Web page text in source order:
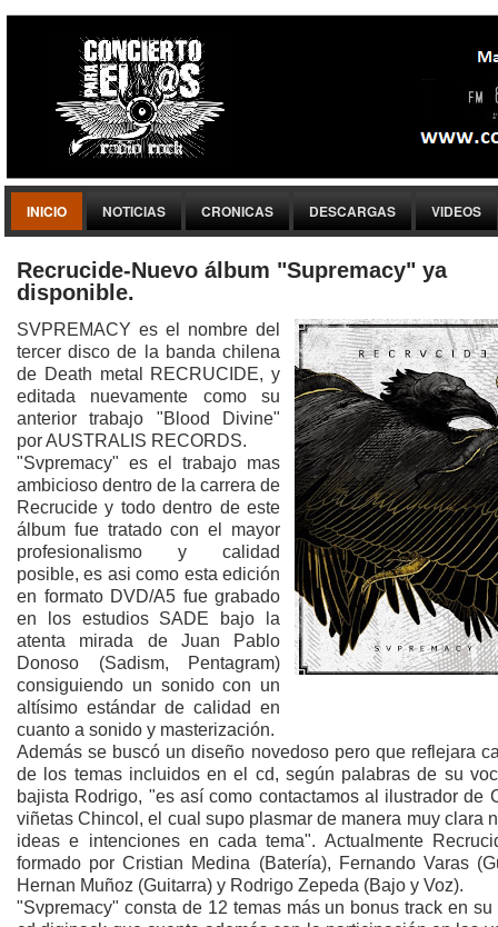
INICIO NOTICIAS CRONICAS DESCARGAS VIDEOS
Recrucide-Nuevo álbum "Supremacy" ya
disponible.
SVPREMACY es el nombre del
tercer disco de la banda chilena
de Death metal RECRUCIDE, y
editada nuevamente como su
anterior trabajo "Blood Divine"
por AUSTRALIS RECORDS.
"Svpremacy" es el trabajo mas
ambicioso dentro de la carrera de
Recrucide y todo dentro de este
álbum fue tratado con el mayor
profesionalismo y calidad
posible, es asi como esta edición
en formato DVD/A5 fue grabado
en los estudios SADE bajo la
atenta mirada de Juan Pablo
Donoso (Sadism, Pentagram)
consiguiendo un sonido con un
altísimo estándar de calidad en
cuanto a sonido y masterización.
Además se buscó un diseño novedoso pero que reflejara
de los temas incluidos en el cd, según palabras de su
bajista Rodrigo, "es así como contactamos al ilustrador de
viñetas Chincol, el cual supo plasmar de manera muy clara
ideas e intenciones en cada tema". Actualmente
formado por Cristian Medina (Batería), Fernando Varas
Hernan Muñoz (Guitarra) y Rodrigo Zepeda (Bajo y Voz).
"Svpremacy" consta de 12 temas más un bonus track en su